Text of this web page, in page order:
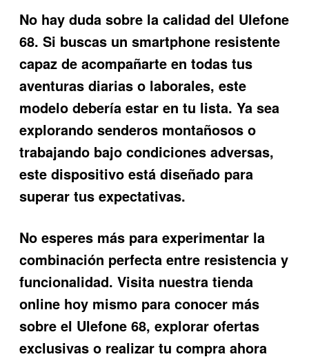
No hay duda sobre la calidad del Ulefone
68. Si buscas un smartphone resistente
capaz de acompañarte en todas tus
aventuras diarias o laborales, este
modelo debería estar en tu lista. Ya sea
explorando senderos montañosos o
trabajando bajo condiciones adversas,
este dispositivo está diseñado para
superar tus expectativas.
No esperes más para experimentar la
combinación perfecta entre resistencia y
funcionalidad. Visita nuestra tienda
online hoy mismo para conocer más
sobre el Ulefone 68, explorar ofertas
exclusivas o realizar tu compra ahora